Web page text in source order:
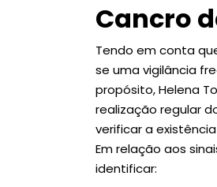
Cancro
Tendo em conta
se uma vigilância
propósito, Helena
realização regular
verificar a
Em relação aos
identificar: